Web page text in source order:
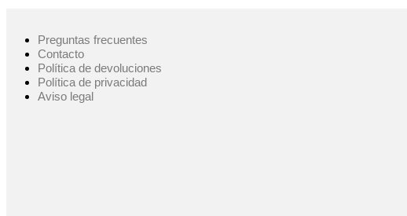
Preguntas frecuentes
Contacto
Política de devoluciones
Política de privacidad
Aviso legal